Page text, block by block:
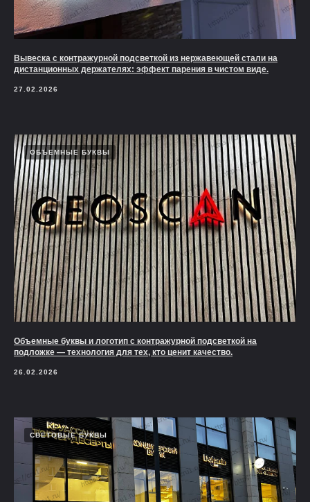
Вывеска с контражурной подсветкой из нержавеющей стали на
дистанционных держателях: эффект парения в чистом виде.
27.02.2026
ОБЪЕМНЫЕ БУКВЫ
Объемные буквы и логотип с контражурной подсветкой на
подложке — технология для тех, кто ценит качество.
26.02.2026
СВЕТОВЫЕ БУКВЫ